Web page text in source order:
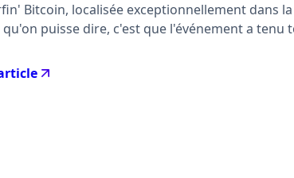
Bitcoin, localisée exceptionnellement dans
puisse dire, c'est que l'événement a tenu